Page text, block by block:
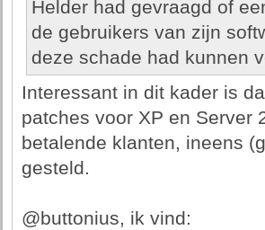
Helder had gevraagd of
de gebruikers van zijn
deze schade had kunnen
Interessant in dit kader is
patches voor XP en Server
betalende klanten, ineens
gesteld.
@buttonius, ik vind: